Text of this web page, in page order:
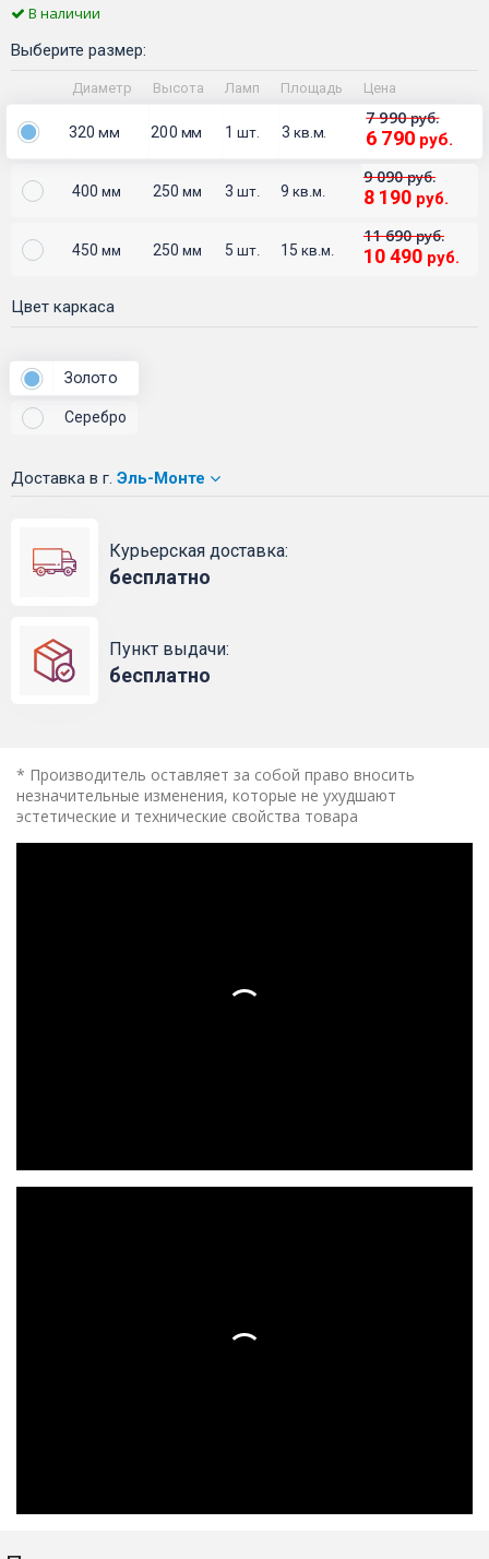
В наличии
Выберите размер:
Диаметр Высота Ламп Площадь Цена
320мм 200 мм 1 шт. 3 кв.м.
7 990руб.
6 790 руб.
400 мм 250 мм 3 шт. 9 кв.м.
9 090руб.
8 190 руб.
450 мм 250 мм 5 шт. 15 кв.м.
11 690руб.
10 490 руб.
Цвет каркаса
Золото
Серебро
Доставка в г. Эль-Монте
Курьерская доставка:
бесплатно
Пункт выдачи:
бесплатно
* Производитель оставляет за собой право вносить
незначительные изменения, которые не ухудшают
эстетические и технические свойства товара